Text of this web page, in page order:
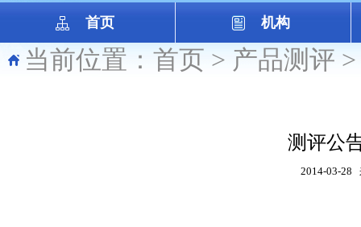
首页 机构
当前位置： 首页 > 产品测评
测评公
2014-03-28